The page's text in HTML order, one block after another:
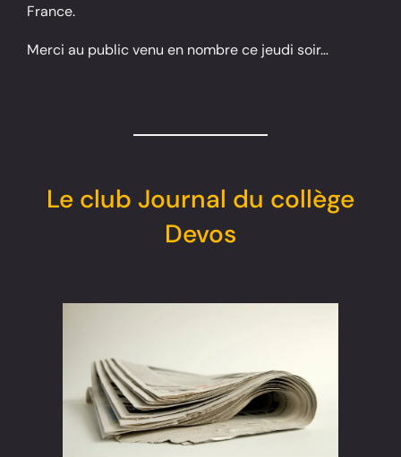
France.
Merci au public venu en nombre ce jeudi soir…
Le club Journal du collège
Devos